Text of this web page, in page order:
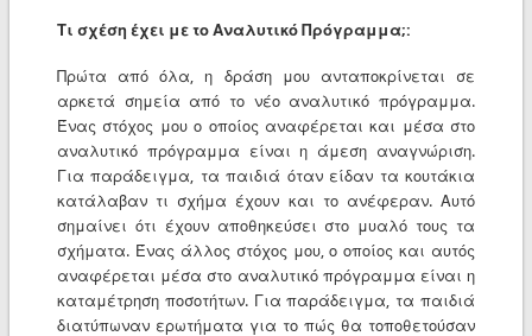
Τι σχέση έχει με το Αναλυτικό Πρόγραμμα;:
Πρώτα από όλα, η δράση μου ανταποκρίνεται σε
αρκετά σημεία από το νέο αναλυτικό πρόγραμμα.
Ένας στόχος μου ο οποίος αναφέρεται και μέσα στο
αναλυτικό πρόγραμμα είναι η άμεση αναγνώριση.
Για παράδειγμα, τα παιδιά όταν είδαν τα κουτάκια
κατάλαβαν τι σχήμα έχουν και το ανέφεραν. Αυτό
σημαίνει ότι έχουν αποθηκεύσει στο μυαλό τους τα
σχήματα. Ένας άλλος στόχος μου, ο οποίος και αυτός
αναφέρεται μέσα στο αναλυτικό πρόγραμμα είναι η
καταμέτρηση ποσοτήτων. Για παράδειγμα, τα παιδιά
διατύπωναν ερωτήματα για το πώς θα τοποθετούσαν